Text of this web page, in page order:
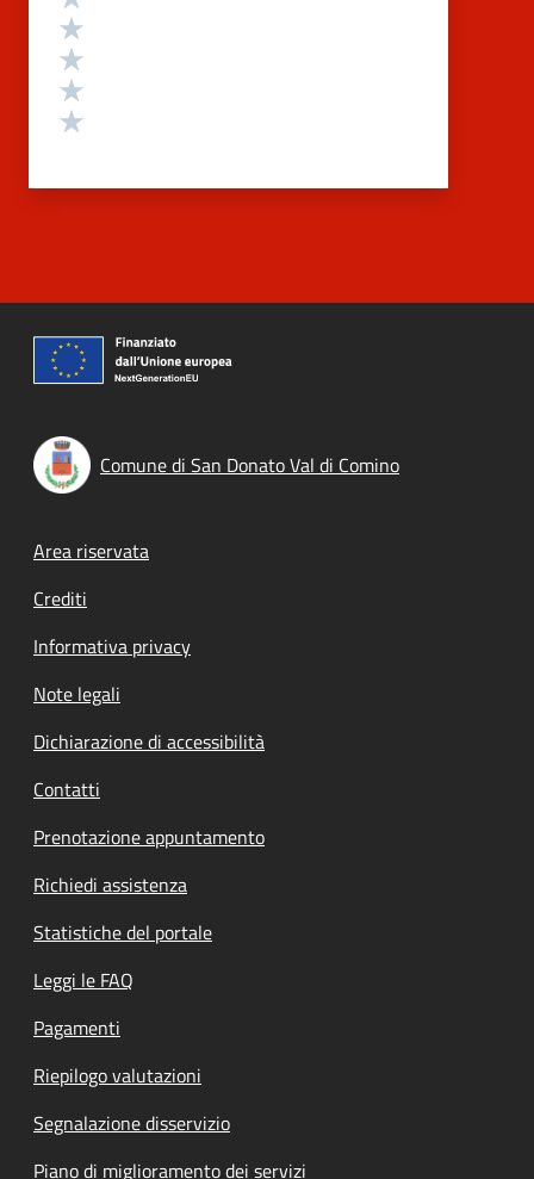
Comune di San Donato Val di Comino
Footer menu
Area riservata
Crediti
Informativa privacy
Note legali
Dichiarazione di accessibilità
Contatti
Prenotazione appuntamento
Richiedi assistenza
Statistiche del portale
Leggi le FAQ
Pagamenti
Riepilogo valutazioni
Segnalazione disservizio
Piano di miglioramento dei servizi